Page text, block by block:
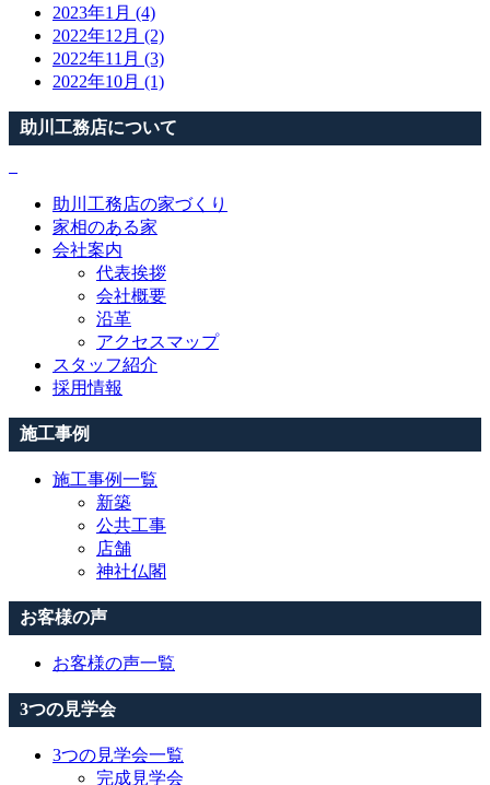
2023年1月 (4)
2022年12月 (2)
2022年11月 (3)
2022年10月 (1)
助川工務店について
助川工務店の家づくり
家相のある家
会社案内
代表挨拶
会社概要
沿革
アクセスマップ
スタッフ紹介
採用情報
施工事例
施工事例一覧
新築
公共工事
店舗
神社仏閣
お客様の声
お客様の声一覧
3つの見学会
3つの見学会一覧
完成見学会